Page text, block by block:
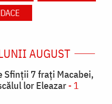
AUGUST
Sfinţii 7 fraţi Macabei,
lor Eleazar- 1